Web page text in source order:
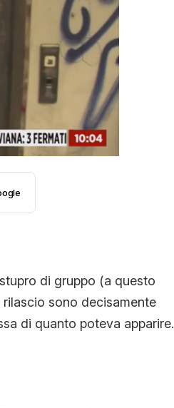
di gruppo (a questo
sono decisamente
di quanto poteva apparire.